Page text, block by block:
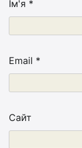
Ім'я *
Email *
Сайт